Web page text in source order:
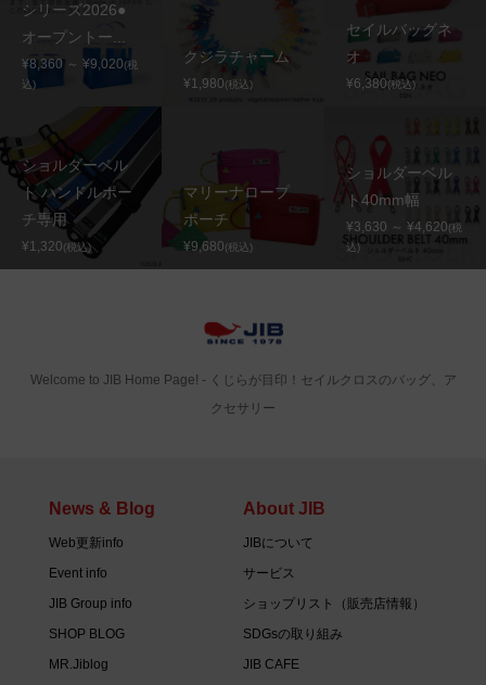
シリーズ2026●
オープントー...
¥8,360 ～ ¥9,020(税
込)
クジラチャーム
¥1,980(税込)
セイルバッグネ
オ
¥6,380(税込)
ショルダーベル
ト ハンドルポー
チ専用
¥1,320(税込)
マリーナロープ
ポーチ
¥9,680(税込)
ショルダーベル
ト40mm幅
¥3,630 ～ ¥4,620(税
込)
Welcome to JIB Home Page! ‐ くじらが目印！セイルクロスのバッグ、ア
クセサリー
News & Blog
Web更新info
Event info
JIB Group info
SHOP BLOG
MR.Jiblog
About JIB
JIBについて
サービス
ショップリスト（販売店情報）
SDGsの取り組み
JIB CAFE